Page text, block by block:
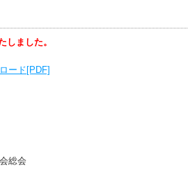
しました。
ード[PDF]
総会